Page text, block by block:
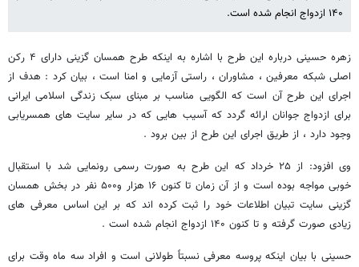
۱۴۰ ازدواج انجام شده است.
زهره حسینی درباره این طرح با اشاره به اینکه طرح همسان گزینی دارای ۴ رکن
اصلی شبکه معرفین ، مشاوران ، راستی آزمایی و امنا است ، بیان کرد : هدف از
اجرای این طرح آن است که الگویی مناسب بر مبنای سبک زندگی اسلامی ایرانی
برای ازدواج جوانان ارائه گردد که آسیب هایی که در سایر سایت های همسریابی
وجود دارد ، از طریق اجرای این طرح از بین برود .
وی افزود: از ۲۵ خرداد که این طرح به صورت رسمی رونمایی شد با استقبال
خوبی مواجه بوده است و از آن زمان تا کنون ۱۶ هزار و۵۰۰ نفر در بخش همسان
گزینی سایت تبیان اطلاعات خود را ثبت کرده اند که بر این اساس معرفی های
زیادی صورت گرفته و تا کنون ۱۴۰ ازدواج انجام شده است .
حسینی با بیان اینکه پروسه معرفی نسبتاً طولانی است و افراد سه ماه وقت برای